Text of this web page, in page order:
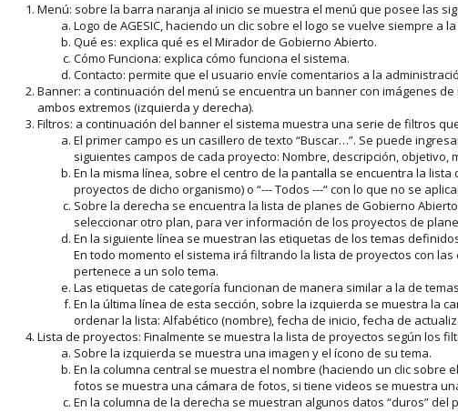
Menú: sobre la barra naranja al inicio se muestra el menú que posee las
Logo de AGESIC, haciendo un clic sobre el logo se vuelve siempre a
Qué es: explica qué es el Mirador de Gobierno Abierto.
Cómo Funciona: explica cómo funciona el sistema.
Contacto: permite que el usuario envíe comentarios a la
Banner: a continuación del menú se encuentra un banner con imágenes
ambos extremos (izquierda y derecha).
Filtros: a continuación del banner el sistema muestra una serie de filtros
El primer campo es un casillero de texto “Buscar…”. Se puede
siguientes campos de cada proyecto: Nombre, descripción, objetivo,
En la misma línea, sobre el centro de la pantalla se encuentra la
proyectos de dicho organismo) o “--- Todos ---“ con lo que no se
Sobre la derecha se encuentra la lista de planes de Gobierno
seleccionar otro plan, para ver información de los proyectos de
En la siguiente línea se muestran las etiquetas de los temas
En todo momento el sistema irá filtrando la lista de proyectos con
pertenece a un solo tema.
Las etiquetas de categoría funcionan de manera similar a la de
En la última línea de esta sección, sobre la izquierda se muestra la
ordenar la lista: Alfabético (nombre), fecha de inicio, fecha de
Lista de proyectos: Finalmente se muestra la lista de proyectos según los
Sobre la izquierda se muestra una imagen y el ícono de su tema.
En la columna central se muestra el nombre (haciendo un clic
fotos se muestra una cámara de fotos, si tiene videos se muestra
En la columna de la derecha se muestran algunos datos “duros”